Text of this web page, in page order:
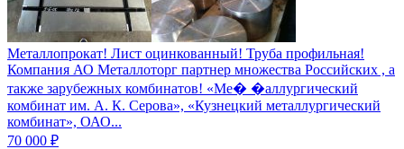
Металлопрокат! Лист оцинкованный! Труба профильная!
Компания АО Металлоторг партнер множества Российских , а
также зарубежных комбинатов! «Ме� �аллургический
комбинат им. А. К. Серова», «Кузнецкий металлургический
комбинат», ОАО...
70 000 ₽